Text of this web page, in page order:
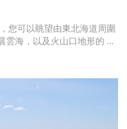
您可以眺望由東北海道周圍
雲海，以及火山口地形的 …